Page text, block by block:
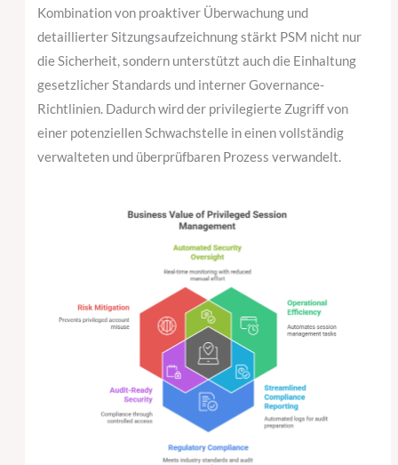
Kombination von proaktiver Überwachung und
detaillierter Sitzungsaufzeichnung stärkt PSM nicht nur
die Sicherheit, sondern unterstützt auch die Einhaltung
gesetzlicher Standards und interner Governance-
Richtlinien. Dadurch wird der privilegierte Zugriff von
einer potenziellen Schwachstelle in einen vollständig
verwalteten und überprüfbaren Prozess verwandelt.